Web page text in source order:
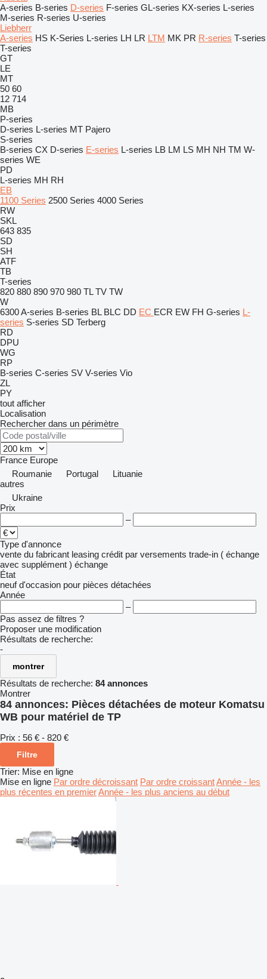
A-series B-series D-series F-series GL-series KX-series L-series
M-series R-series U-series
Liebherr
A-series HS K-Series L-series LH LR LTM MK PR R-series T-series
T-series
GT
LE
MT
50 60
12 714
MB
P-series
D-series L-series MT Pajero
S-series
B-series CX D-series E-series L-series LB LM LS MH NH TM W-
series WE
PD
L-series MH RH
EB
1100 Series 2500 Series 4000 Series
RW
SKL
643 835
SD
SH
ATF
TB
T-series
820 880 890 970 980 TL TV TW
W
6300A-series B-series BL BLC DD EC ECR EW FH G-series L-
series S-series SD Terberg
RD
DPU
WG
RP
B-series C-series SV V-series Vio
ZL
PY
tout afficher
Localisation
Rechercher dans un périmètre
France Europe
Roumanie
Portugal
Lituanie
autres
Ukraine
Prix
–
Type d'annonce
vente du fabricant leasing crédit par versements trade-in ( échange
avec supplément ) échange
État
neuf d'occasion pour pièces détachées
Année
–
Pas assez de filtres ?
Proposer une modification
Résultats de recherche:
-
montrer
Résultats de recherche: 84 annonces
Montrer
84 annonces: Pièces détachées de moteur Komatsu
WB pour matériel de TP
Prix : 56 € - 820 €
Filtre
Trier: Mise en ligne
Mise en ligne Par ordre décroissant Par ordre croissantAnnée - les
plus récentes en premierAnnée - les plus anciens au début